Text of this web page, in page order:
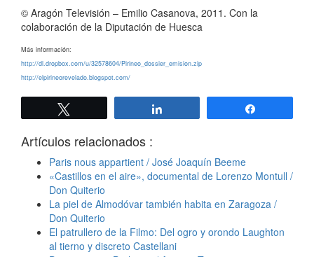
© Aragón Televisión – Emilio Casanova, 2011. Con la
colaboración de la Diputación de Huesca
Más información:
http://dl.dropbox.com/u/32578604/Pirineo_dossier_emision.zip
http://elpirineorevelado.blogspot.com/
Artículos relacionados :
Paris nous appartient / José Joaquín Beeme
«Castillos en el aire», documental de Lorenzo Montull /
Don Quiterio
La piel de Almodóvar también habita en Zaragoza /
Don Quiterio
El patrullero de la Filmo: Del ogro y orondo Laughton
al tierno y discreto Castellani